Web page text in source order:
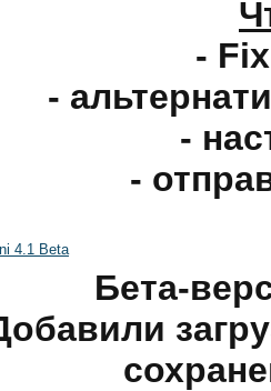
-
-
-
-
4.1 Beta
Бета-